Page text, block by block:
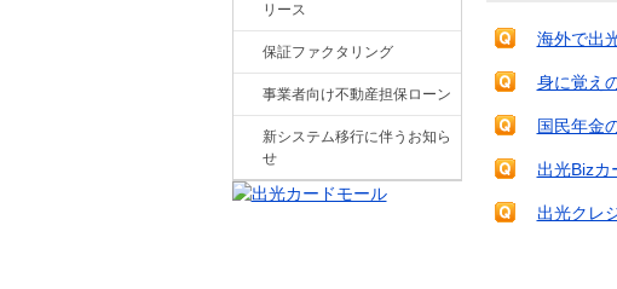
リース
保証ファクタリング
事業者向け不動産担保ローン
新システム移行に伴うお知ら
せ
海外で出
身に覚え
国民年金
出光Bizカ
出光クレ